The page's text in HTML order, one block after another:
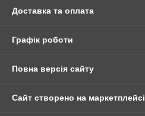
Доставка та оплата
Графік роботи
Повна версія сайту
Сайт створено на маркетплейсі